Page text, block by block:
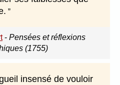
- Pensées et réflexions
(1755)
insensé de vouloir